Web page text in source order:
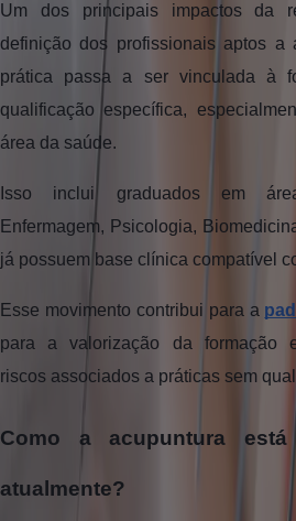
Um dos principais impactos da
definição dos profissionais aptos a
prática passa a ser vinculada à
qualificação específica,
área da saúde.
Isso inclui graduados em
Enfermagem, Psicologia,
já possuem base clínica compatível
Esse movimento contribui para a
para a valorização da formação
riscos associados a práticas sem
Como a acupuntura
atualmente?